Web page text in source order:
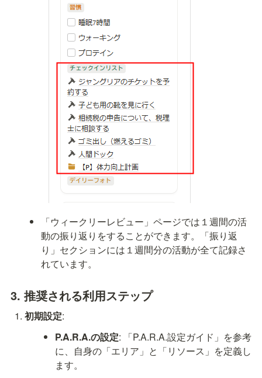
「ウィークリーレビュー」ページでは１週間の活
動の振り返りをすることができます。「振り返
り」セクションには１週間分の活動が全て記録さ
れています。
3. 推奨される利用ステップ
初期設定:
P.A.R.A.の設定: 「P.A.R.A.設定ガイド」を参考
に、自身の「エリア」と「リソース」を定義し
ます。